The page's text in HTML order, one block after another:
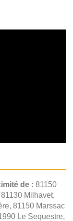
de : 81150
Milhavet,
81150 Marssac
Le Sequestre,